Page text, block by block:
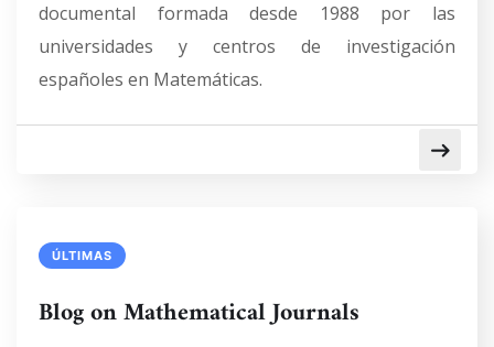
documental formada desde 1988 por las
universidades y centros de investigación
españoles en Matemáticas.
ÚLTIMAS
Blog on Mathematical Journals